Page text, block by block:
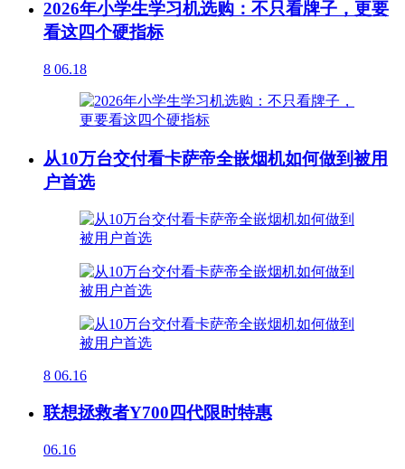
2026年小学生学习机选购：不只看牌子，更要
看这四个硬指标
8 06.18
从10万台交付看卡萨帝全嵌烟机如何做到被用
户首选
8 06.16
联想拯救者Y700四代限时特惠
06.16